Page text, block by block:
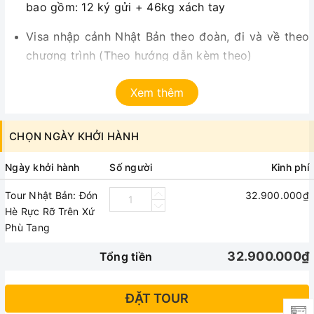
bao gồm: 12 ký gửi + 46kg xách tay
Visa nhập cảnh Nhật Bản theo đoàn, đi và về theo
chương trình (Theo hướng dẫn kèm theo)
Khách sạn 4 sao tiêu chuẩn Nhật Bản (phòng 2
người, lẻ nam – nữ ngủ phòng 3 )
Các bữa ăn mức cao theo chương trình với ẩm
thực Nhật Bản tại khách sạn hoặc nhà hàng.
Xe ô tô du lịch máy lạnh đời mới tại Nhật Bản và
Việt Nam
Nước uống trên xe trong quá trình thăm quan
Bảo hiểm du lịch Pacific Cross có giá trị bảo hiểm
thời gian ở tại nước ngoài kể cả hành lý, chi trả y tế
Xem thêm
CHỌN NGÀY KHỞI HÀNH
Ngày khởi hành Số người Kinh phí
Tour Nhật Bản: Đón
Hè Rực Rỡ Trên Xứ
Phù Tang
32.900.000₫
Tổng tiền 32.900.000₫
ĐẶT TOUR